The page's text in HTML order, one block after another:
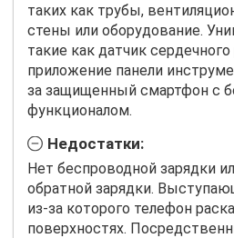
таких как трубы,
стены или оборудование.
такие как датчик
приложение панели
за защищенный смартфон с
функционалом.
Недостатки:
Нет беспроводной зарядки
обратной зарядки.
из-за которого телефон
поверхностях.